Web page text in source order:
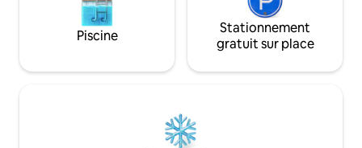
Piscine
Stationnement
gratuit sur place